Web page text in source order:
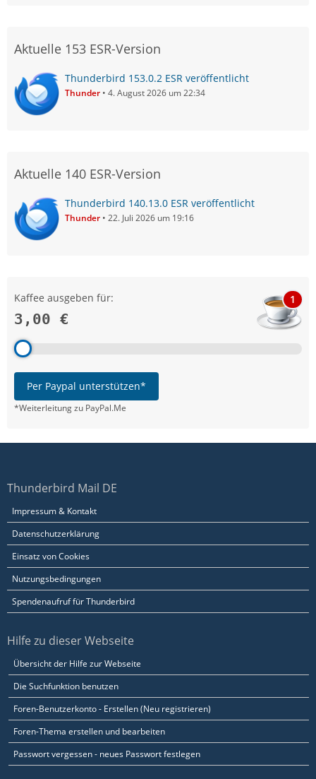
Aktuelle 153 ESR-Version
Thunderbird 153.0.2 ESR veröffentlicht
Thunder 4. August 2026 um 22:34
Aktuelle 140 ESR-Version
Thunderbird 140.13.0 ESR veröffentlicht
Thunder 22. Juli 2026 um 19:16
Kaffee ausgeben für:
3,00 €
1
Per Paypal unterstützen*
*Weiterleitung zu PayPal.Me
Thunderbird Mail DE
Impressum & Kontakt
Datenschutzerklärung
Einsatz von Cookies
Nutzungsbedingungen
Spendenaufruf für Thunderbird
Hilfe zu dieser Webseite
Übersicht der Hilfe zur Webseite
Die Suchfunktion benutzen
Foren-Benutzerkonto - Erstellen (Neu registrieren)
Foren-Thema erstellen und bearbeiten
Passwort vergessen - neues Passwort festlegen